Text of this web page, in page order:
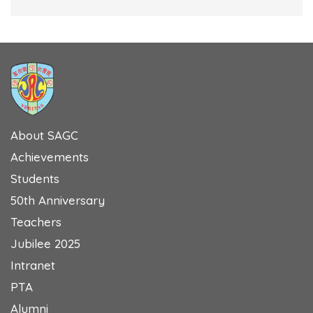
About SAGC
Achievements
Students
50th Anniversary
Teachers
Jubilee 2025
Intranet
PTA
Alumni